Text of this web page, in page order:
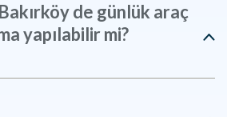
de günlük araç
yapılabilir mi?